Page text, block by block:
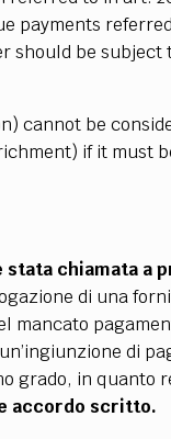
payments
should be subject
cannot be
if it must
stata chiamata a
di una
mancato
di
grado, in quanto
accordo scritto.